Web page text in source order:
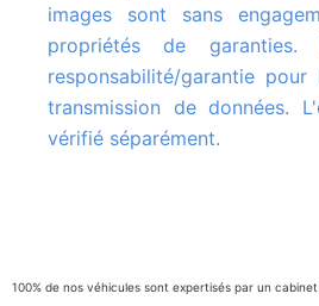
images sont sans
propriétés de garanties.
responsabilité/garantie
transmission de données.
vérifié séparément.
100% de nos véhicules sont expertisés par un